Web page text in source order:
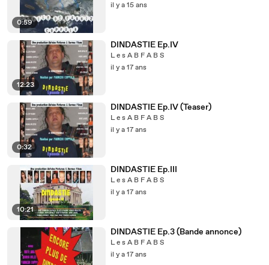
0:59
il y a 15 ans
12:23
DINDASTIE Ep.IV
L e s A B F A B S
il y a 17 ans
0:32
DINDASTIE Ep.IV (Teaser)
L e s A B F A B S
il y a 17 ans
10:21
DINDASTIE Ep.III
L e s A B F A B S
il y a 17 ans
DINDASTIE Ep.3 (Bande annonce)
L e s A B F A B S
il y a 17 ans